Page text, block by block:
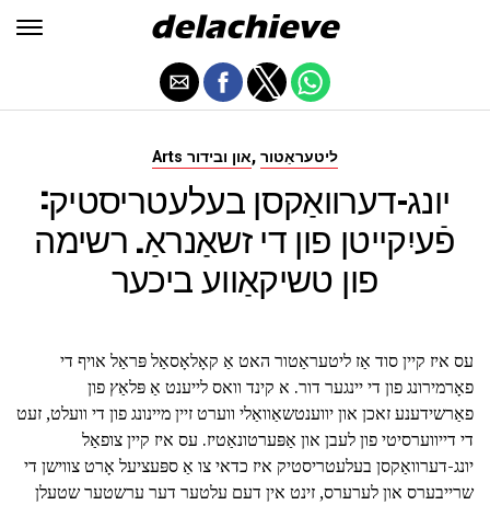
Arts און ובידור, ליטעראַטור
יונג-דערוואַקסן בעלעטריסטיק:
פֿעיִקייטן פון די זשאַנראַ. רשימה
פון טשיקאַווע ביכער
עס איז קיין סוד אַז ליטעראַטור האט אַ קאָלאָסאַל פּראַל אויף די
פאָרמירונג פון די יינגער דור. א קינד וואס לייענט אַ פּלאַץ פון
פאַרשידענע זאכן און יווענטשאַוואַלי ווערט זיין מיינונג פון די וועלט, זעט
די דייווערסיטי פון לעבן און אַפּערטונאַטיז. עס איז קיין צופאַל
יונג-דערוואַקסן בעלעטריסטיק איז כדאי צו אַ ספּעציעל אָרט צווישן די
שרייבערס און לערערס, זינט אין דעם עלטער דער ערשטער שטעלן